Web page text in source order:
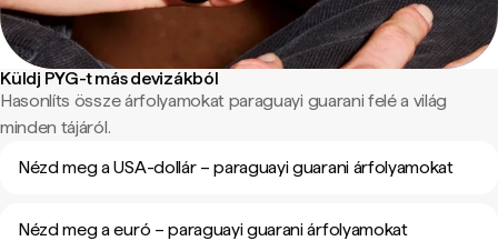
Küldj PYG-t más devizákból
Hasonlíts össze árfolyamokat paraguayi guarani felé a világ
minden tájáról.
Nézd meg a USA-dollár – paraguayi guarani árfolyamokat
Nézd meg a euró – paraguayi guarani árfolyamokat